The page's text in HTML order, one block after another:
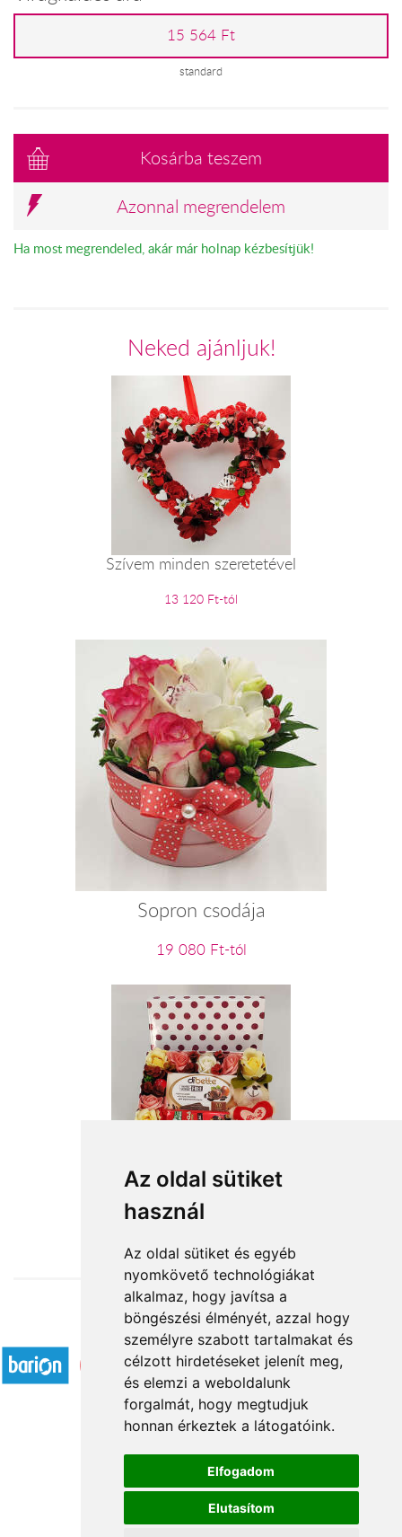
Az oldal sütiket
használ
Az oldal sütiket és egyéb
nyomkövető technológiákat
alkalmaz, hogy javítsa a
böngészési élményét, azzal hogy
személyre szabott tartalmakat és
célzott hirdetéseket jelenít meg,
és elemzi a weboldalunk
forgalmát, hogy megtudjuk
honnan érkeztek a látogatóink.
Elfogadom
Elutasítom
15 564 Ft
standard
Kosárba teszem
Azonnal megrendelem
Ha most megrendeled, akár már holnap kézbesítjük!
Neked ajánljuk!
Szívem minden szeretetével
13 120 Ft-tól
Sopron csodája
19 080 Ft-tól
Cukormentes szeretettel
15 584 Ft-tól
Elfogadott fizetési módok
Á.SZ.F.
Impresszum
Adatkezelési tájékoztató